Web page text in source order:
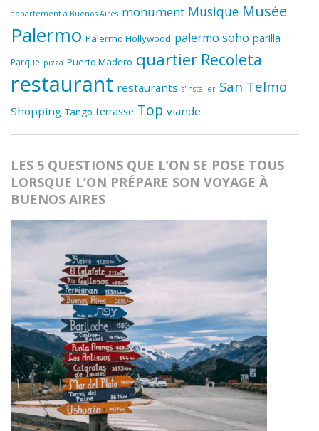
appartement à Buenos Aires monument Musique Musée
Palermo Palermo Hollywood palermo soho parilla
Parque pizza Puerto Madero quartier Recoleta
restaurant restaurants s'installer San Telmo
Shopping Tango terrasse Top viande
LES 5 QUESTIONS QUE L’ON SE POSE TOUS
LORSQUE L’ON PRÉPARE SON VOYAGE À
BUENOS AIRES